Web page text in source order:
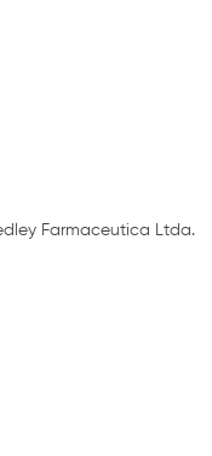
Farmaceutica Ltda.